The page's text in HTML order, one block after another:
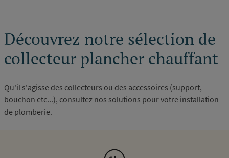
Découvrez notre sélection de
collecteur plancher chauffant
Qu'il s'agisse des collecteurs ou des accessoires (support,
bouchon etc...), consultez nos solutions pour votre installation
de plomberie.